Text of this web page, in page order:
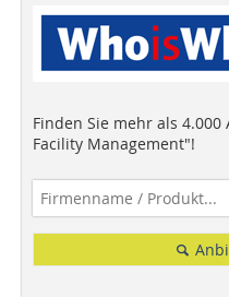
Finden Sie mehr als
Facility Management"!